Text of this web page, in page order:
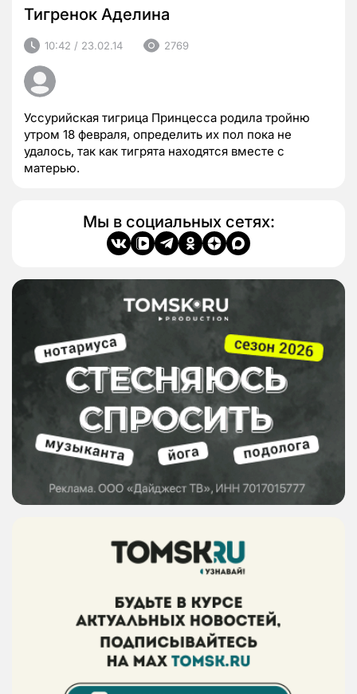
Тигренок Аделина
10:42 / 23.02.14 2769
Уссурийская тигрица Принцесса родила тройню
утром 18 февраля, определить их пол пока не
удалось, так как тигрята находятся вместе с
матерью.
Мы в социальных сетях: